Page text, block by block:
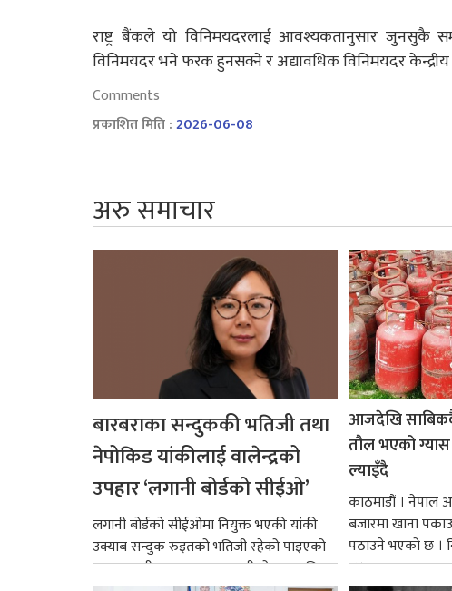
राष्ट्र बैंकले यो विनिमयदरलाई आवश्यकतानुसार
विनिमयदर भने फरक हुनसक्ने र अद्यावधिक विनिमयदर
Comments
प्रकाशित मिति :2026-06-08
अरु समाचार
बारबराका सन्दुककी भतिजी तथा
नेपोकिड यांकीलाई वालेन्द्रको
उपहार ‘लगानी बोर्डको सीईओ’
लगानी बोर्डको सीईओमा नियुक्त भएकी यांकी
उक्याब सन्दुक रुइतको भतिजी रहेको पाइएको
छ। तत्कालीन समयमा महाकालीको अञ्चलाधिश
आजदेखि
तौल भएको ग्यास
ल्याइँदै
काठमाडौं ।
बजारमा खाना
पठाउने भएको छ ।
१४.२...